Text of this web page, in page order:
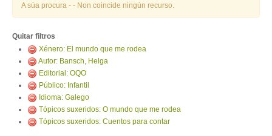
A súa procura - - Non coincide ningún recurso.
Quitar filtros
Xénero: El mundo que me rodea
Autor: Bansch, Helga
Editorial: OQO
Público: Infantil
Idioma: Galego
Tópicos suxeridos: O mundo que me rodea
Tópicos suxeridos: Cuentos para contar